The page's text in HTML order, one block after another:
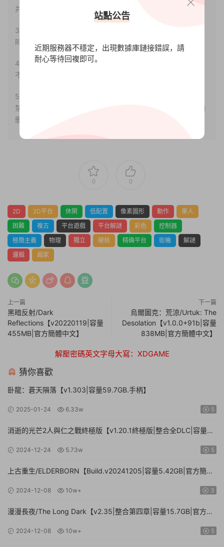
并合法使用。
3.如果本站有侵犯、不妥之處的資源，請聯系我們。将會第一
時間解決！
4.本站部分内容均由互聯網收集整理，僅供大家參考、學習，
不存在任何商業目的與商業用途。
5.本站提供的所有資源僅供參考學習使用，版權歸原著所有，
禁止下載本站資源參與任何商業和非法行爲，請于24小時之内
删除!
0 0
2D 2D平台 休閑 低配置 像素圖形 動作
單人
困難
複古 平台遊戲 平台解謎 彩色
控制器
極簡主義
物理 獨立 硬核 精确平台 街機
解謎
邏輯
阖家
上一篇
黑暗反射/Dark
Reflections【v20220119|容量
455MB|官方簡體中文】
下一篇
烏爾圖克：荒涼/Urtuk: The
Desolation【v1.0.0+91b|容量
838MB|官方簡體中文】
解壓密碼英文字母大寫：XDGAME
猜你喜歡
卧龍：蒼天隕落【v1.303|容量59.7GB.手柄】
2025-01-24 6.33w 5
消逝的光芒2人與仁之戰終極版【v1.20.1終極版|整合全DLC|容量
2024-12-24 5.73w 5
上古重生/ELDERBORN【Build.v20241205|容量5.42GB|官方簡體
2024-12-08 10w+ 3
漫漫長夜/The Long Dark【v2.35|整合第四章|容量15.7GB|官方簡
2024-12-08 10w+ 5
站點公告
近期服務器不穩定，出現數據庫鏈接錯誤，請
耐心等待回複即可。